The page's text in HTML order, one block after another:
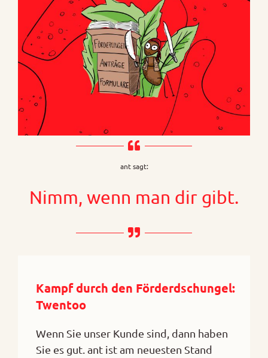
ant sagt:
Nimm, wenn man dir gibt.
Kampf durch den Förderdschungel:
Twentoo
Wenn Sie unser Kunde sind, dann haben
Sie es gut. ant ist am neuesten Stand